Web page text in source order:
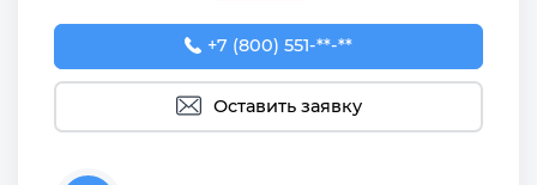
+7 (800) 551-74-09
+7 (800) 551-**-**
Оставить заявку